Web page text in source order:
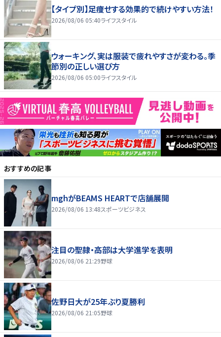
【タイプ別】足痩せする効果的で続けやすい方法！
2026/08/06 05:40ライフスタイル
ウォーキング、実は服装で疲れやすさが変わる。季
節別の正しい選び方
2026/08/06 05:00ライフスタイル
おすすめの記事
mghがBEAMS HEARTで店舗展開
2026/08/06 13:48スポーツビジネス
注目の聖隷・高部は大学進学を表明
2026/08/06 21:29野球
佐野日大が25年ぶり夏勝利
2026/08/06 21:05野球